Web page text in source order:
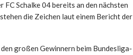
FC Schalke 04 bereits an den nächsten
die Zeichen laut einem Bericht der
großen Gewinnern beim Bundesliga-